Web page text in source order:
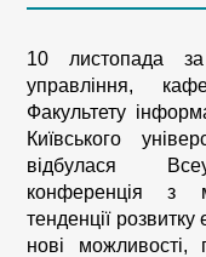
10 листопада за
управління,
Факультету
Київського
відбулася
конференція з
тенденції
нові можливості,